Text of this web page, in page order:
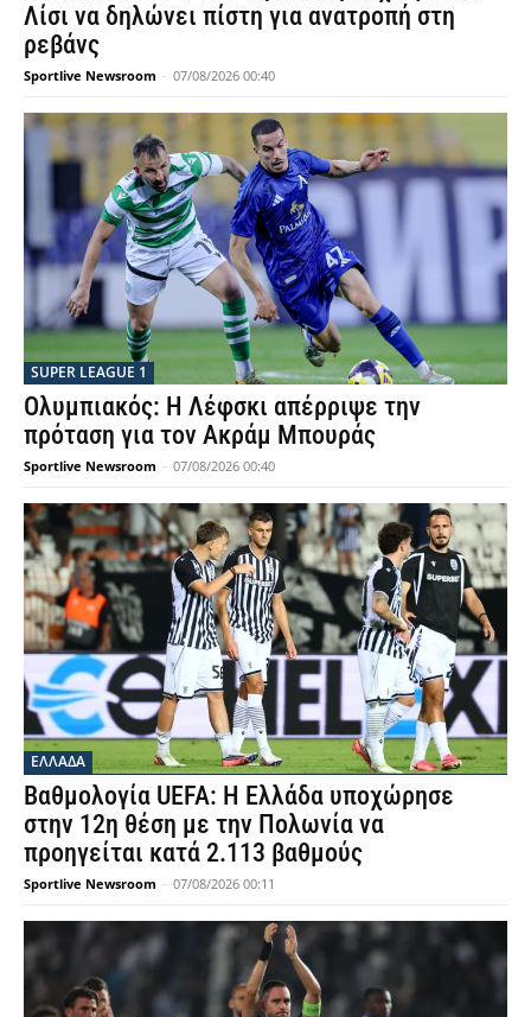
Λίσι να δηλώνει πίστη για ανατροπή στη
ρεβάνς
Sportlive Newsroom - 07/08/2026 00:40
SUPER LEAGUE 1
Ολυμπιακός: Η Λέφσκι απέρριψε την
πρόταση για τον Ακράμ Μπουράς
Sportlive Newsroom - 07/08/2026 00:40
ΕΛΛΑΔΑ
Βαθμολογία UEFA: Η Ελλάδα υποχώρησε
στην 12η θέση με την Πολωνία να
προηγείται κατά 2.113 βαθμούς
Sportlive Newsroom - 07/08/2026 00:11